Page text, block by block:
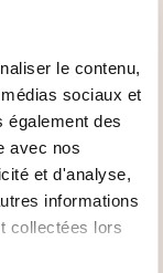
le contenu,
sociaux et
également des
avec nos
et d'analyse,
informations
collectées lors
Voir détails